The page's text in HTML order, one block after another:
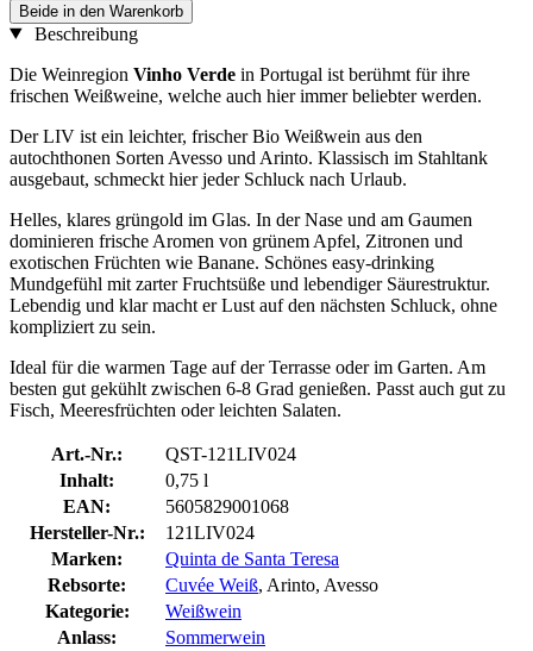
Beide in den Warenkorb
Beschreibung
Die Weinregion Vinho Verde in Portugal ist berühmt für ihre
frischen Weißweine, welche auch hier immer beliebter werden.
Der LIV ist ein leichter, frischer Bio Weißwein aus den
autochthonen Sorten Avesso und Arinto. Klassisch im Stahltank
ausgebaut, schmeckt hier jeder Schluck nach Urlaub.
Helles, klares grüngold im Glas. In der Nase und am Gaumen
dominieren frische Aromen von grünem Apfel, Zitronen und
exotischen Früchten wie Banane. Schönes easy-drinking
Mundgefühl mit zarter Fruchtsüße und lebendiger Säurestruktur.
Lebendig und klar macht er Lust auf den nächsten Schluck, ohne
kompliziert zu sein.
Ideal für die warmen Tage auf der Terrasse oder im Garten. Am
besten gut gekühlt zwischen 6-8 Grad genießen. Passt auch gut zu
Fisch, Meeresfrüchten oder leichten Salaten.
Art.-Nr.:
QST-121LIV024
Inhalt:
0,75 l
EAN:
5605829001068
Hersteller-Nr.:
121LIV024
Marken:
Quinta de Santa Teresa
Rebsorte:
Cuvée Weiß, Arinto, Avesso
Kategorie:
Weißwein
Anlass:
Sommerwein